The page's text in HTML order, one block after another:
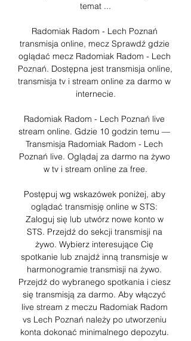
temat ...
Radomiak Radom - Lech Poznań
transmisja online, mecz Sprawdź gdzie
oglądać mecz Radomiak Radom - Lech
Poznań. Dostępna jest transmisja online,
transmisja tv i stream online za darmo w
internecie.
Radomiak Radom - Lech Poznań live
stream online. Gdzie 10 godzin temu —
Transmisja Radomiak Radom - Lech
Poznań live. Oglądaj za darmo na żywo
w tv i stream online za free.
Postępuj wg wskazówek poniżej, aby
oglądać transmisję online w STS:
Zaloguj się lub utwórz nowe konto w
STS. Przejdź do sekcji transmisji na
żywo. Wybierz interesujące Cię
spotkanie lub znajdź inną transmisje w
harmonogramie transmisji na żywo.
Przejdź do wybranego spotkania i ciesz
się transmisją za darmo. Aby włączyć
live stream z meczu Radomiak Radom
vs Lech Poznań należy po utworzeniu
konta dokonać minimalnego depozytu.